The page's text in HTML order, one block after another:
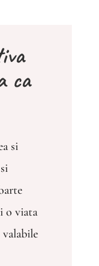
ca
si
o viata